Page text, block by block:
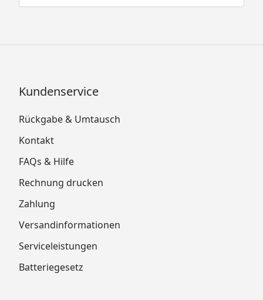
Kundenservice
Rückgabe & Umtausch
Kontakt
FAQs & Hilfe
Rechnung drucken
Zahlung
Versandinformationen
Serviceleistungen
Batteriegesetz